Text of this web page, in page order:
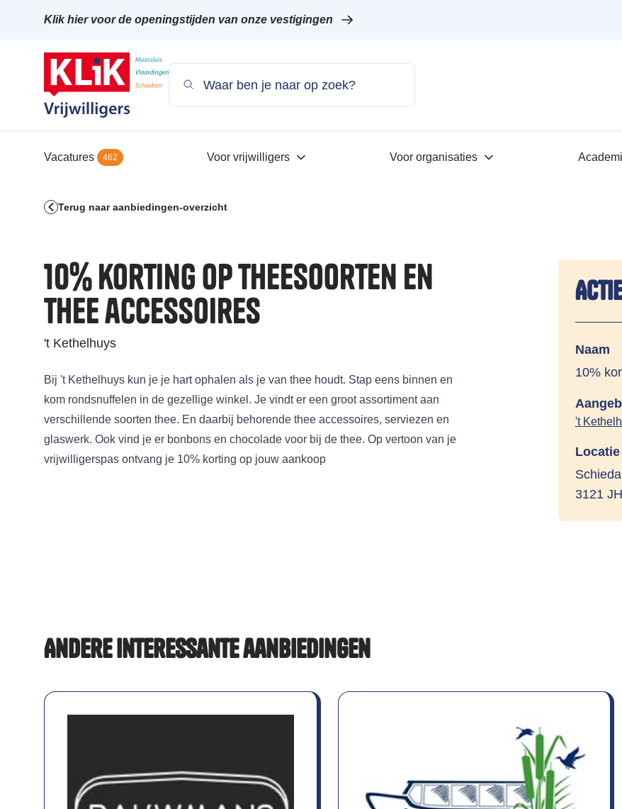
Klik hier voor de openingstijden van onze vestigingen
Vacatures 462 Voor vrijwilligers Voor organisaties
Terug naar aanbiedingen-overzicht
10% korting op theesoorten en
thee accessoires
't Kethelhuys
Bij 't Kethelhuys kun je je hart ophalen als je van thee houdt. Stap eens binnen en
kom rondsnuffelen in de gezellige winkel. Je vindt er een groot assortiment aan
verschillende soorten thee. En daarbij behorende thee accessoires, serviezen en
glaswerk. Ook vind je er bonbons en chocolade voor bij de thee. Op vertoon van je
vrijwilligerspas ontvang je 10% korting op jouw aankoop
Naam
10%
't
Locatie
3121
Andere interessante aanbiedingen